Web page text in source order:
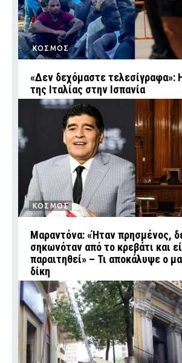
ΚΟΣΜΟΣ
«Δεν δεχόμαστε τελεσίγραφα»:
της Ιταλίας στην Ισπανία
ΚΟΣΜΟΣ
Μαραντόνα: «Ήταν πρησμένος,
σηκωνόταν από το κρεβάτι και
παραιτηθεί» – Τι αποκάλυψε ο
δίκη